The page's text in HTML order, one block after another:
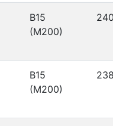
В15
(М200)
В15
(М200)